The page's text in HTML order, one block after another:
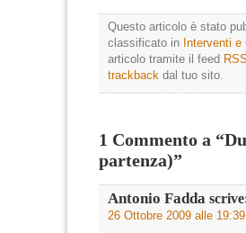
Questo articolo è stato
classificato in Interventi e
articolo tramite il feed
trackback dal tuo sito.
1 Commento a
partenza)”
Antonio Fadda
26 Ottobre 2009 alle 19:39